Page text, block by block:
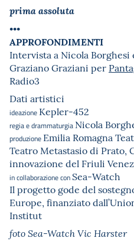
prima assoluta
•••
APPROFONDIMENTI
Intervista a Nicola
Graziano Graziani per
Radio3
Dati artistici
ideazione Kepler-452
regia e drammaturgia Nicola
produzione Emilia Romagna
Teatro Metastasio di Prato,
innovazione del Friuli
in collaborazione con Sea-Watch
Il progetto gode del
Europe, finanziato
Institut
foto Sea-Watch Vic Harster